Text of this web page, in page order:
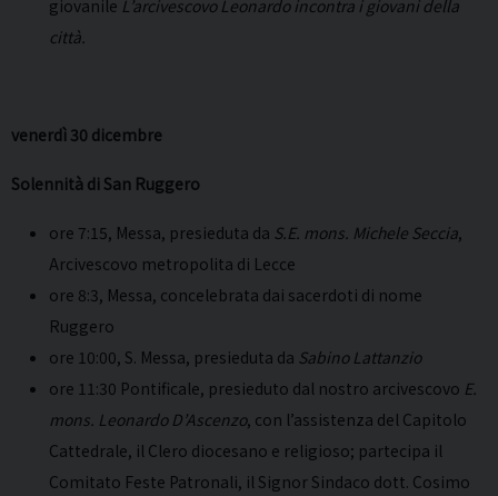
giovanile L’arcivescovo Leonardo incontra i giovani della
città.
venerdì 30 dicembre
Solennità di San Ruggero
ore 7:15, Messa, presieduta da S.E. mons. Michele Seccia,
Arcivescovo metropolita di Lecce
ore 8:3, Messa, concelebrata dai sacerdoti di nome
Ruggero
ore 10:00, S. Messa, presieduta da Sabino Lattanzio
ore 11:30 Pontificale, presieduto dal nostro arcivescovo E.
mons. Leonardo D’Ascenzo, con l’assistenza del Capitolo
Cattedrale, il Clero diocesano e religioso; partecipa il
Comitato Feste Patronali, il Signor Sindaco dott. Cosimo